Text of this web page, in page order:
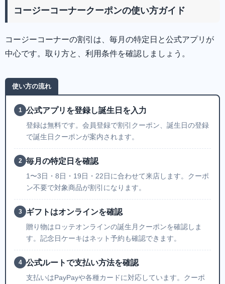
コージーコーナークーポンの使い方ガイド
コージーコーナーの割引は、毎月の特定日と公式アプリが
中心です。取り方と、利用条件を確認しましょう。
使い方の流れ
1 公式アプリを登録し誕生日を入力
登録は無料です。会員登録で割引クーポン、誕生日の登録
で誕生日クーポンが案内されます。
2 毎月の特定日を確認
1〜3日・8日・19日・22日に合わせて来店します。クーポ
ン不要で対象商品が割引になります。
3 ギフトはオンラインを確認
贈り物はロッテオンラインの誕生月クーポンを確認しま
す。記念日ケーキはネット予約も確認できます。
4 公式ルートで支払い方法を確認
支払いはPayPayや各種カードに対応しています。クーポ